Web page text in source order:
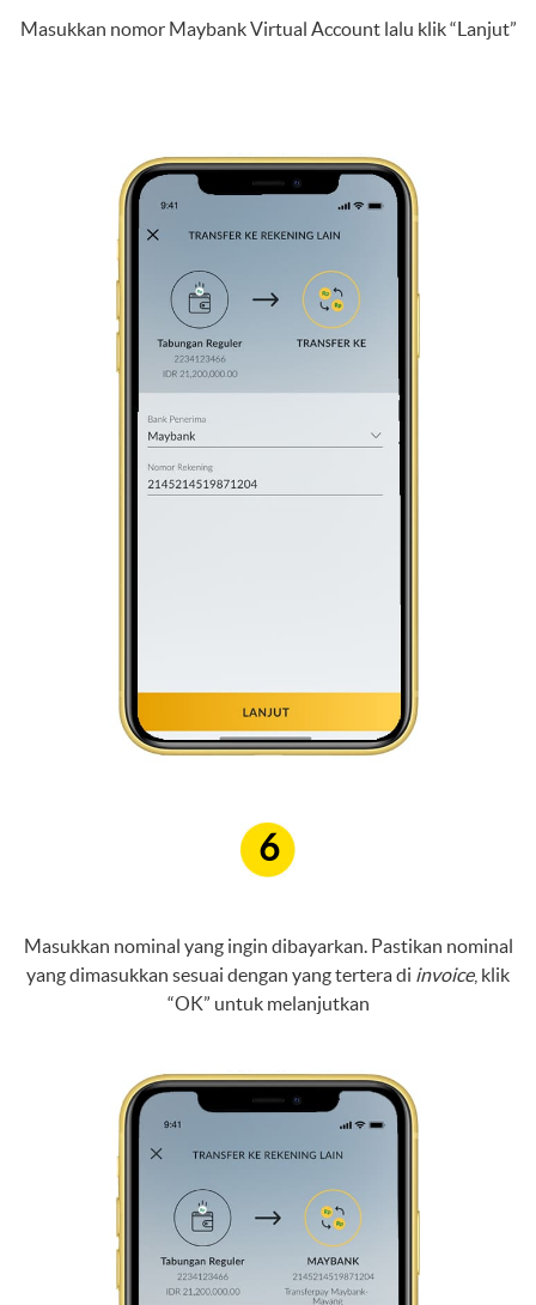
Masukkan nomor Maybank Virtual Account lalu klik “Lanjut”
6
Masukkan nominal yang ingin dibayarkan. Pastikan nominal
yang dimasukkan sesuai dengan yang tertera di invoice, klik
“OK” untuk melanjutkan